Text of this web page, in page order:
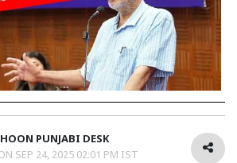
PUNJABI DESK
SEP 24, 2025 02:01 PM IST